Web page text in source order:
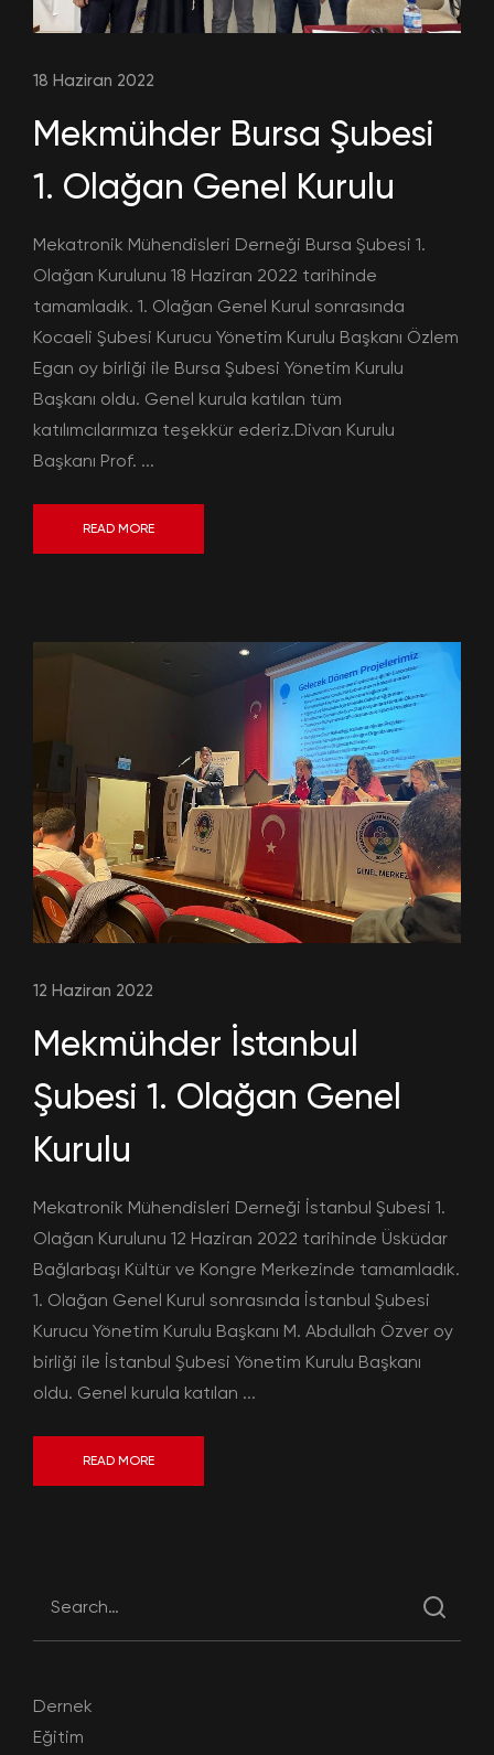
18 Haziran 2022
Mekmühder Bursa Şubesi
1. Olağan Genel Kurulu
Mekatronik Mühendisleri Derneği Bursa Şubesi 1.
Olağan Kurulunu 18 Haziran 2022 tarihinde
tamamladık. 1. Olağan Genel Kurul sonrasında
Kocaeli Şubesi Kurucu Yönetim Kurulu Başkanı Özlem
Egan oy birliği ile Bursa Şubesi Yönetim Kurulu
Başkanı oldu. Genel kurula katılan tüm
katılımcılarımıza teşekkür ederiz.Divan Kurulu
Başkanı Prof. ...
READ MORE
12 Haziran 2022
Mekmühder İstanbul
Şubesi 1. Olağan Genel
Kurulu
Mekatronik Mühendisleri Derneği İstanbul Şubesi 1.
Olağan Kurulunu 12 Haziran 2022 tarihinde Üsküdar
Bağlarbaşı Kültür ve Kongre Merkezinde tamamladık.
1. Olağan Genel Kurul sonrasında İstanbul Şubesi
Kurucu Yönetim Kurulu Başkanı M. Abdullah Özver oy
birliği ile İstanbul Şubesi Yönetim Kurulu Başkanı
oldu. Genel kurula katılan ...
READ MORE
Dernek
Eğitim